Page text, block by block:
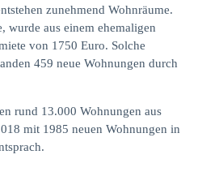
zunehmend Wohnräume.
wurde aus einem ehemaligen
von 1750 Euro. Solche
459 neue Wohnungen durch
rund 13.000 Wohnungen aus
mit 1985 neuen Wohnungen in